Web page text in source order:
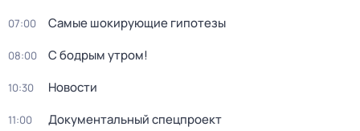
07:00 Самые шoкиpующие гипотезы
08:00 С бодрым утром!
10:30 Новости
11:00 Документальный спецпроект